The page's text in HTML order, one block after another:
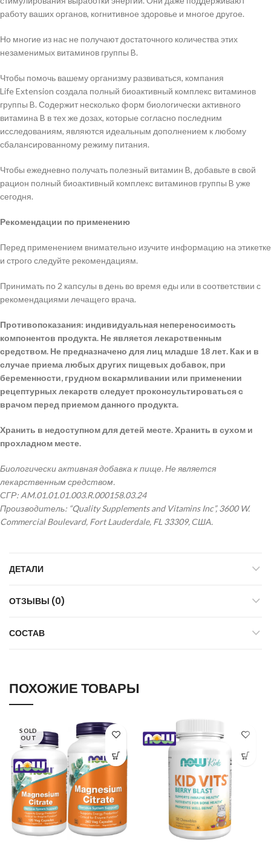
работу ваших органов, когнитивное здоровье и многое другое.
Но многие из нас не получают достаточного количества этих
незаменимых витаминов группы B.
Чтобы помочь вашему организму развиваться, компания
Life Extension создала полный биоактивный комплекс витаминов
группы B. Содержит несколько форм биологически активного
витамина B в тех же дозах, которые согласно последним
исследованиям, являются идеальным дополнением к любому
сбалансированному режиму питания.
Чтобы ежедневно получать полезный витамин B, добавьте в свой
рацион полный биоактивный комплекс витаминов группы B уже
сегодня.
Рекомендации по применению
Перед применением внимательно изучите информацию на этикетке
и строго следуйте рекомендациям.
Принимать по 2 капсулы в день во время еды или в соответствии с
рекомендациями лечащего врача.
Противопоказания: индивидуальная непереносимость
компонентов продукта. Не является лекарственным
средством. Не предназначено для лиц младше 18 лет. Как и в
случае приема любых других пищевых добавок, при
беременности, грудном вскармливании или применении
рецептурных лекарств следует проконсультироваться с
врачом перед приемом данного продукта.
Хранить в недоступном для детей месте. Хранить в сухом и
прохладном месте.
Биологически активная добавка к пище. Не является
лекарственным средством.
СГР: AM.01.01.01.003.R.000158.03.24
Производитель: “Quality Supplements and Vitamins Inc”, 3600 W.
Commercial Boulevard, Fort Lauderdale, FL 33309, США.
ДЕТАЛИ
ОТЗЫВЫ (0)
СОСТАВ
ПОХОЖИЕ ТОВАРЫ
SOLD
OUT